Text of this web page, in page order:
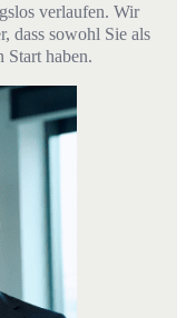
verlaufen. Wir
dass sowohl Sie als
Start haben.